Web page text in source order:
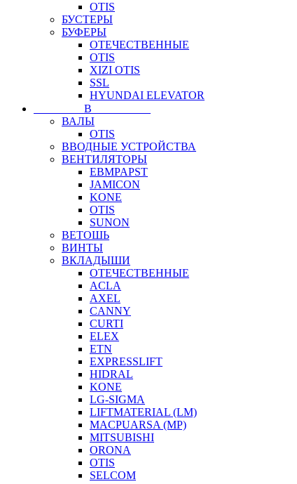
OTIS
БУСТЕРЫ
БУФЕРЫ
ОТЕЧЕСТВЕННЫЕ
OTIS
XIZI OTIS
SSL
HYUNDAI ELEVATOR
⠀⠀⠀⠀⠀⠀В⠀⠀⠀⠀⠀⠀⠀
ВАЛЫ
OTIS
ВВОДНЫЕ УСТРОЙСТВА
ВЕНТИЛЯТОРЫ
EBMPAPST
JAMICON
KONE
OTIS
SUNON
ВЕТОШЬ
ВИНТЫ
ВКЛАДЫШИ
ОТЕЧЕСТВЕННЫЕ
ACLA
AXEL
CANNY
CURTI
ELEX
ETN
EXPRESSLIFT
HIDRAL
KONE
LG-SIGMA
LIFTMATERIAL (LM)
MACPUARSA (MP)
MITSUBISHI
ORONA
OTIS
SELCOM